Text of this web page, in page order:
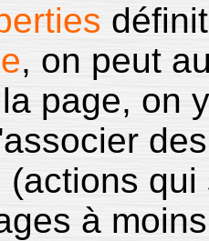
, on peut
page, on
(actions
à